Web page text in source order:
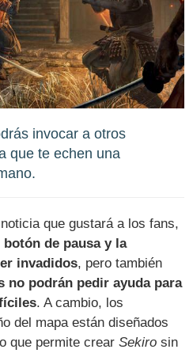
invocar a otros
que te echen una
que gustará a los fans,
de pausa y la
invadidos, pero también
no podrán pedir ayuda para
. A cambio, los
del mapa están diseñados
que permite crearSekiro sin